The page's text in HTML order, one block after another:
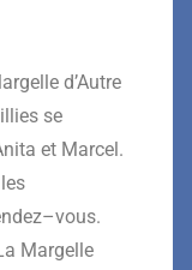
d’Autre
se
et Marcel.
–vous.
Margelle